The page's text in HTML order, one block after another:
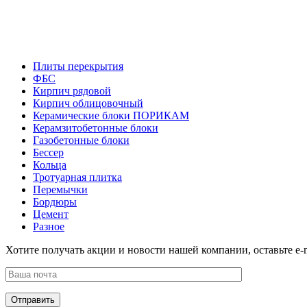
Плиты перекрытия
ФБС
Кирпич рядовой
Кирпич облицовочный
Керамические блоки ПОРИКАМ
Керамзитобетонные блоки
Газобетонные блоки
Бессер
Кольца
Тротуарная плитка
Перемычки
Бордюры
Цемент
Разное
Хотите получать акции и новости нашей компании, оставьте e-